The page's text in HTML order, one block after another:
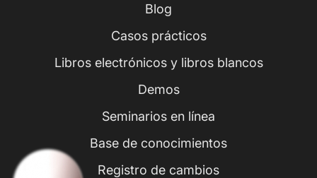
Blog
Casos prácticos
Libros electrónicos y libros blancos
Demos
Seminarios en línea
Base de conocimientos
Registro de cambios